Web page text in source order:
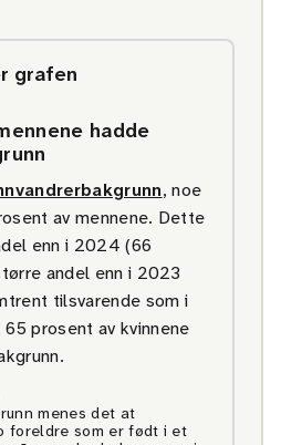
grafen
hadde
, noe
av mennene. Dette
enn i 2024 (66
andel enn i 2023
tilsvarende som i
prosent av kvinnene
menes det at
foreldre som er født i et